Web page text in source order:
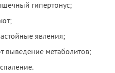
гипертонус;
явления;
выведение метаболитов;